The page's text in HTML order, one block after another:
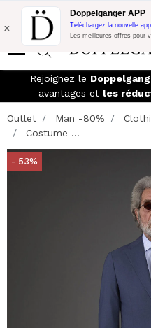
Promo Flash:10% de réduction
avec le code:
x
Doppelgänger APP
Téléchargez la nouvelle
Les meilleures offres pour
Rejoignez le
avantages et les
Outlet Man -80%
Costume ...
- 53%